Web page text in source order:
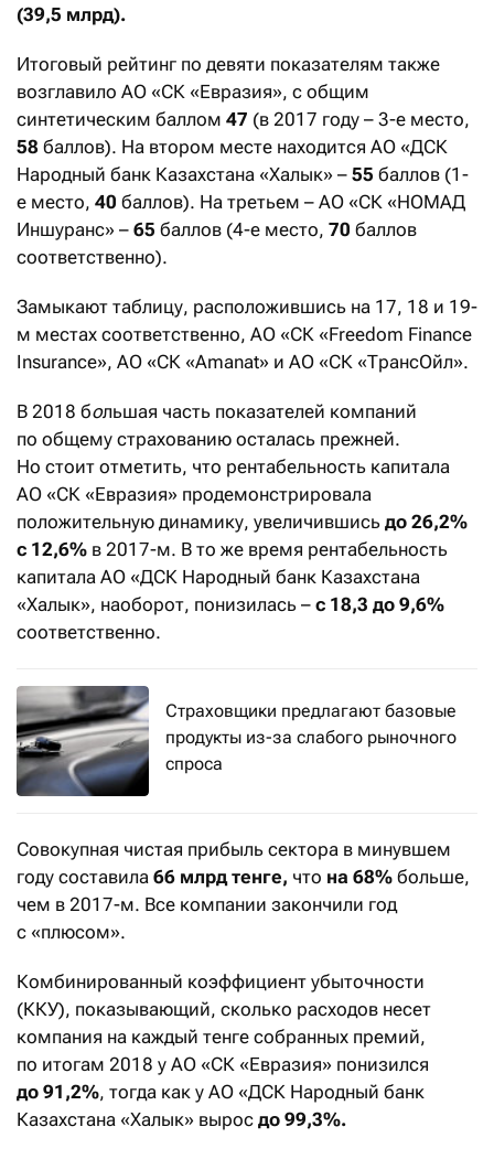
(39,5 млрд).
Итоговый рейтинг по девяти показателям также
возглавило АО «СК «Евразия», с общим
синтетическим баллом 47 (в 2017 году – 3-е место,
58 баллов). На втором месте находится АО «ДСК
Народный банк Казахстана «Халык» – 55 баллов (1-
е место, 40 баллов). На третьем – АО «СК «НОМАД
Иншуранс» – 65 баллов (4-е место, 70 баллов
соответственно).
Замыкают таблицу, расположившись на 17, 18 и 19-
м местах соответственно, АО «СК «Freedom Finance
Insurance», АО «СК «Amanat» и АО «СК «ТрансОйл».
В 2018 большая часть показателей компаний
по общему страхованию осталась прежней.
Но стоит отметить, что рентабельность капитала
АО «СК «Евразия» продемонстрировала
положительную динамику, увеличившись до 26,2%
с 12,6% в 2017-м. В то же время рентабельность
капитала АО «ДСК Народный банк Казахстана
«Халык», наоборот, понизилась – с 18,3 до 9,6%
соответственно.
Страховщики предлагают базовые
продукты из-за слабого рыночного
спроса
Совокупная чистая прибыль сектора в минувшем
году составила 66 млрд тенге, что на 68% больше,
чем в 2017-м. Все компании закончили год
с «плюсом».
Комбинированный коэффициент убыточности
(ККУ), показывающий, сколько расходов несет
компания на каждый тенге собранных премий,
по итогам 2018 у АО «СК «Евразия» понизился
до 91,2%, тогда как у АО «ДСК Народный банк
Казахстана «Халык» вырос до 99,3%.